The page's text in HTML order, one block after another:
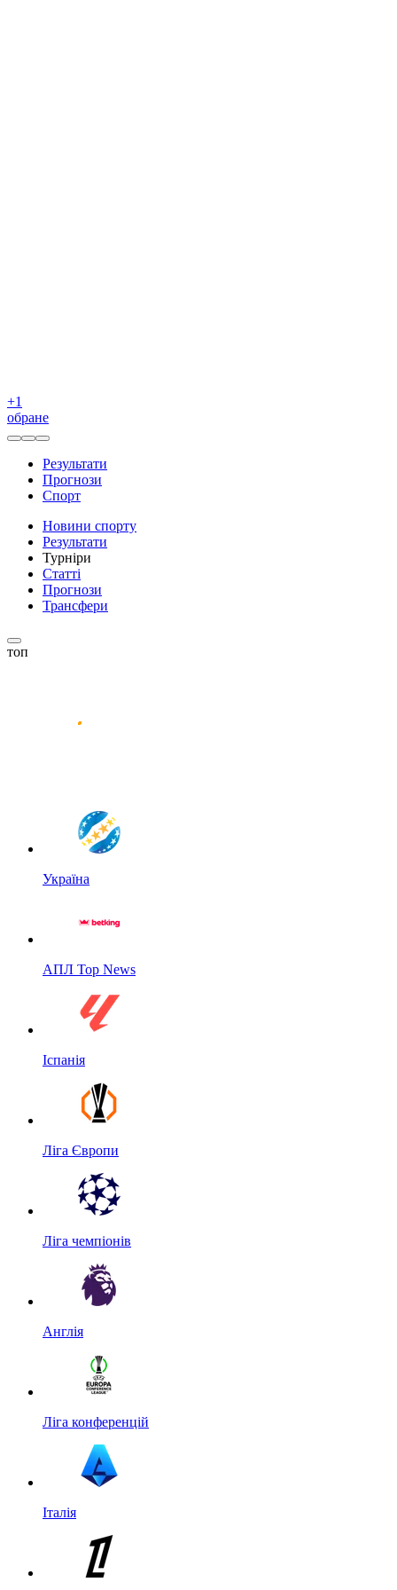
+1
обране
Результати
Прогнози
Спорт
Новини спорту
Результати
Турніри
Статті
Прогнози
Трансфери
топ
Україна
АПЛ Top News
Іспанія
Ліга Європи
Ліга чемпіонів
Англія
Ліга конференцій
Італія